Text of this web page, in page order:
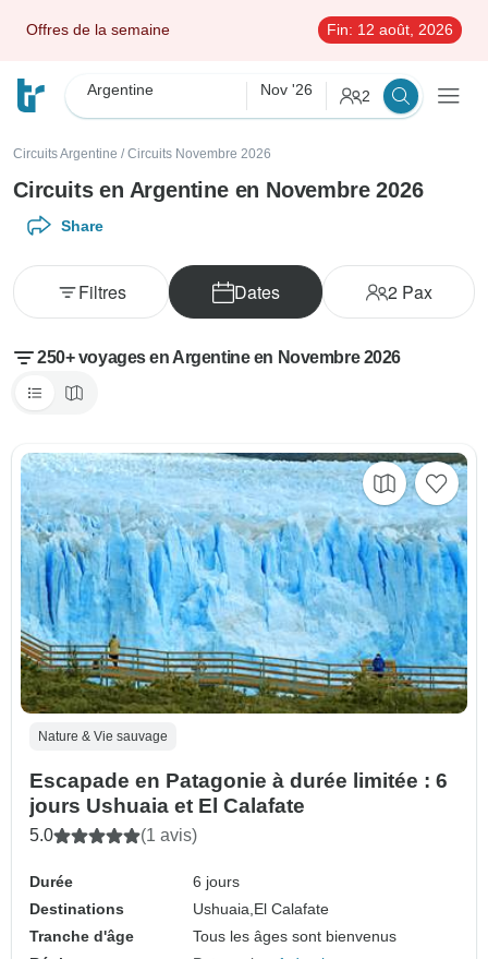
Offres de la semaine Fin: 12 août, 2026
Argentine Nov '26 2
Circuits Argentine / Circuits Novembre 2026
Circuits en Argentine en Novembre 2026
Share
Dates 2Pax
Filtres
250+ voyages en Argentine en Novembre 2026
Nature & Vie sauvage
Escapade en Patagonie à durée limitée : 6
jours Ushuaia et El Calafate
5.0 (1 avis)
Durée
6 jours
Destinations
Ushuaia, El Calafate
Tranche d'âge
Tous les âges sont bienvenus